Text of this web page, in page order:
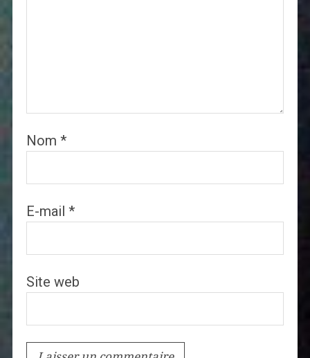
Nom *
E-mail *
Site web